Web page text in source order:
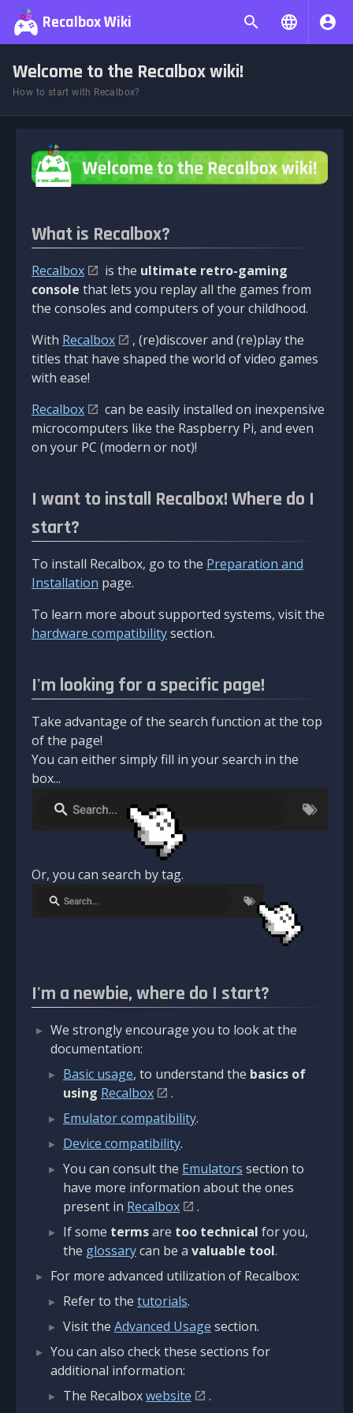
Recalbox Wiki
Welcome to the Recalbox wiki!
How to start with Recalbox?
What is Recalbox?
Recalbox is the ultimate retro-gaming
console that lets you replay all the games from
the consoles and computers of your childhood.
With Recalbox
, (re)discover and (re)play the
titles that have shaped the world of video games
with ease!
Recalbox
can be easily installed on inexpensive
microcomputers like the Raspberry Pi, and even
on your PC (modern or not)!
I want to install Recalbox! Where do I
start?
To install Recalbox, go to the Preparation and
Installation page.
To learn more about supported systems, visit the
hardware compatibilitysection.
I'm looking for a specific page!
Take advantage of the search function at the top
of the page!
You can either simply fill in your search in the
box...
Or, you can search by tag.
I'm a newbie, where do I start?
We strongly encourage you to look at the
documentation:
Basic usage, to understand the basics of
using Recalbox
.
Emulator compatibility.
Device compatibility.
You can consult the Emulators section to
have more information about the ones
present in Recalbox
.
If some termsare too technical for you,
the glossarycan be a valuable tool.
For more advanced utilization of Recalbox:
Refer to the tutorials.
Visit the Advanced Usage section.
You can also check these sections for
additional information:
The Recalboxwebsite
.